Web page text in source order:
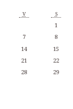
V S
1
7
8
14
15
21
22
28
29